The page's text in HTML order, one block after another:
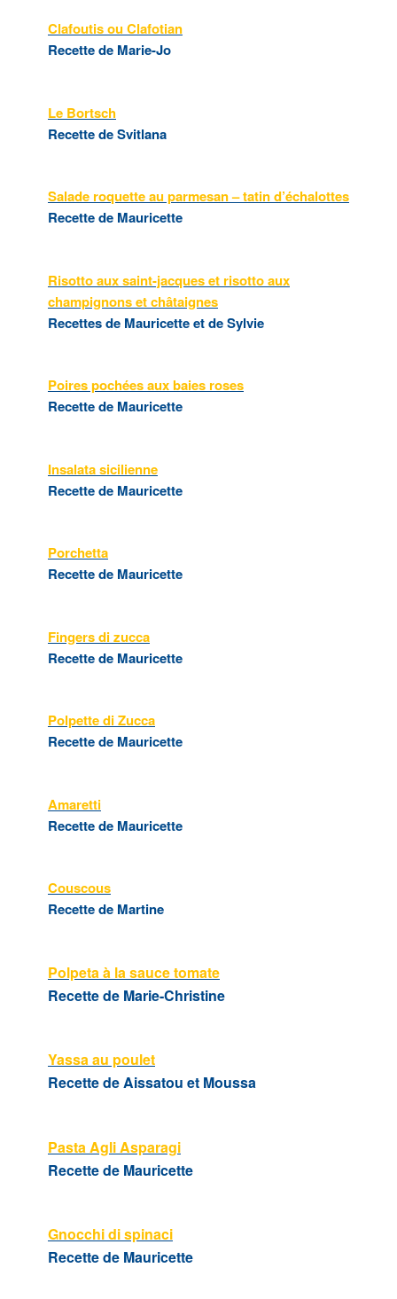
Clafoutis ou Clafotian
Recette de Marie-Jo
Le Bortsch
Recette de Svitlana
Salade roquette au parmesan – tatin d’échalottes
Recette de Mauricette
Risotto aux saint-jacques et risotto aux
champignons et châtaignes
Recettes de Mauricette et de Sylvie
Poires pochées aux baies roses
Recette de Mauricette
Insalata sicilienne
Recette de Mauricette
Porchetta
Recette de Mauricette
Fingers di zucca
Recette de Mauricette
Polpette di Zucca
Recette de Mauricette
Amaretti
Recette de Mauricette
Couscous
Recette de Martine
Polpeta à la sauce tomate
Recette de Marie-Christine
Yassa au poulet
Recette de Aissatou et Moussa
Pasta Agli Asparagi
Recette de Mauricette
Gnocchi di spinaci
Recette de Mauricette